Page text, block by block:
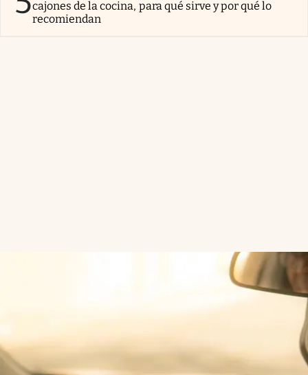
cajones de la cocina, para qué sirve y por qué lo
recomiendan